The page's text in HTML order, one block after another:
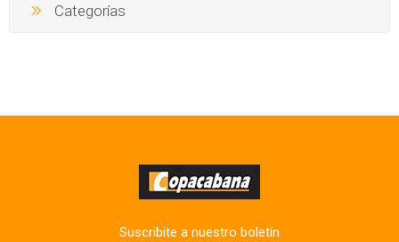
Categorías
Suscribite a nuestro boletín